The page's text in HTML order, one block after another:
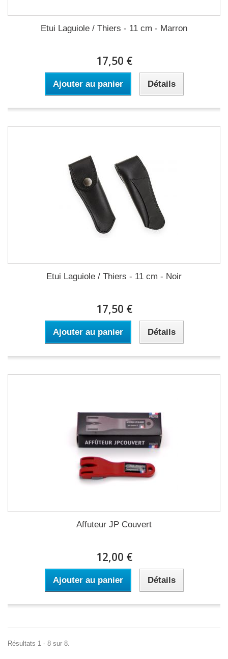
Etui Laguiole / Thiers - 11 cm - Marron
17,50 €
Ajouter au panier Détails
Etui Laguiole / Thiers - 11 cm - Noir
17,50 €
Ajouter au panier Détails
Affuteur JP Couvert
12,00 €
Ajouter au panier Détails
Résultats 1 - 8 sur 8.